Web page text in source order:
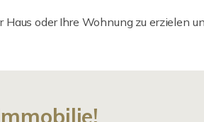
oder Ihre Wohnung zu erzielen